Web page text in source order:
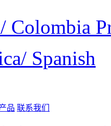
Colombia
Spanish
品 联系我们